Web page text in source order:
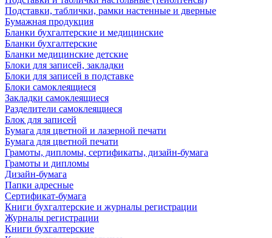
Подставки, таблички, рамки настенные и дверные
Бумажная продукция
Бланки бухгалтерские и медицинские
Бланки бухгалтерские
Бланки медицинские детские
Блоки для записей, закладки
Блоки для записей в подставке
Блоки самоклеящиеся
Закладки самоклеящиеся
Разделители самоклеящиеся
Блок для записей
Бумага для цветной и лазерной печати
Бумага для цветной печати
Грамоты, дипломы, сертификаты, дизайн-бумага
Грамоты и дипломы
Дизайн-бумага
Папки адресные
Сертификат-бумага
Книги бухгалтерские и журналы регистрации
Журналы регистрации
Книги бухгалтерские